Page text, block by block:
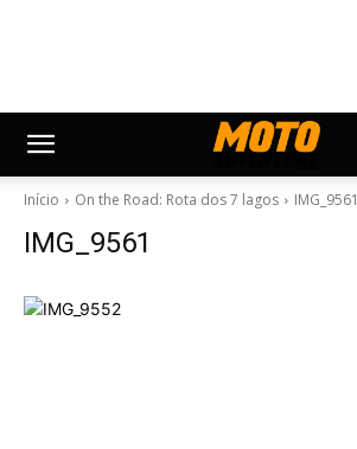
Início On the Road: Rota dos 7 lagos IMG_9561
IMG_9561